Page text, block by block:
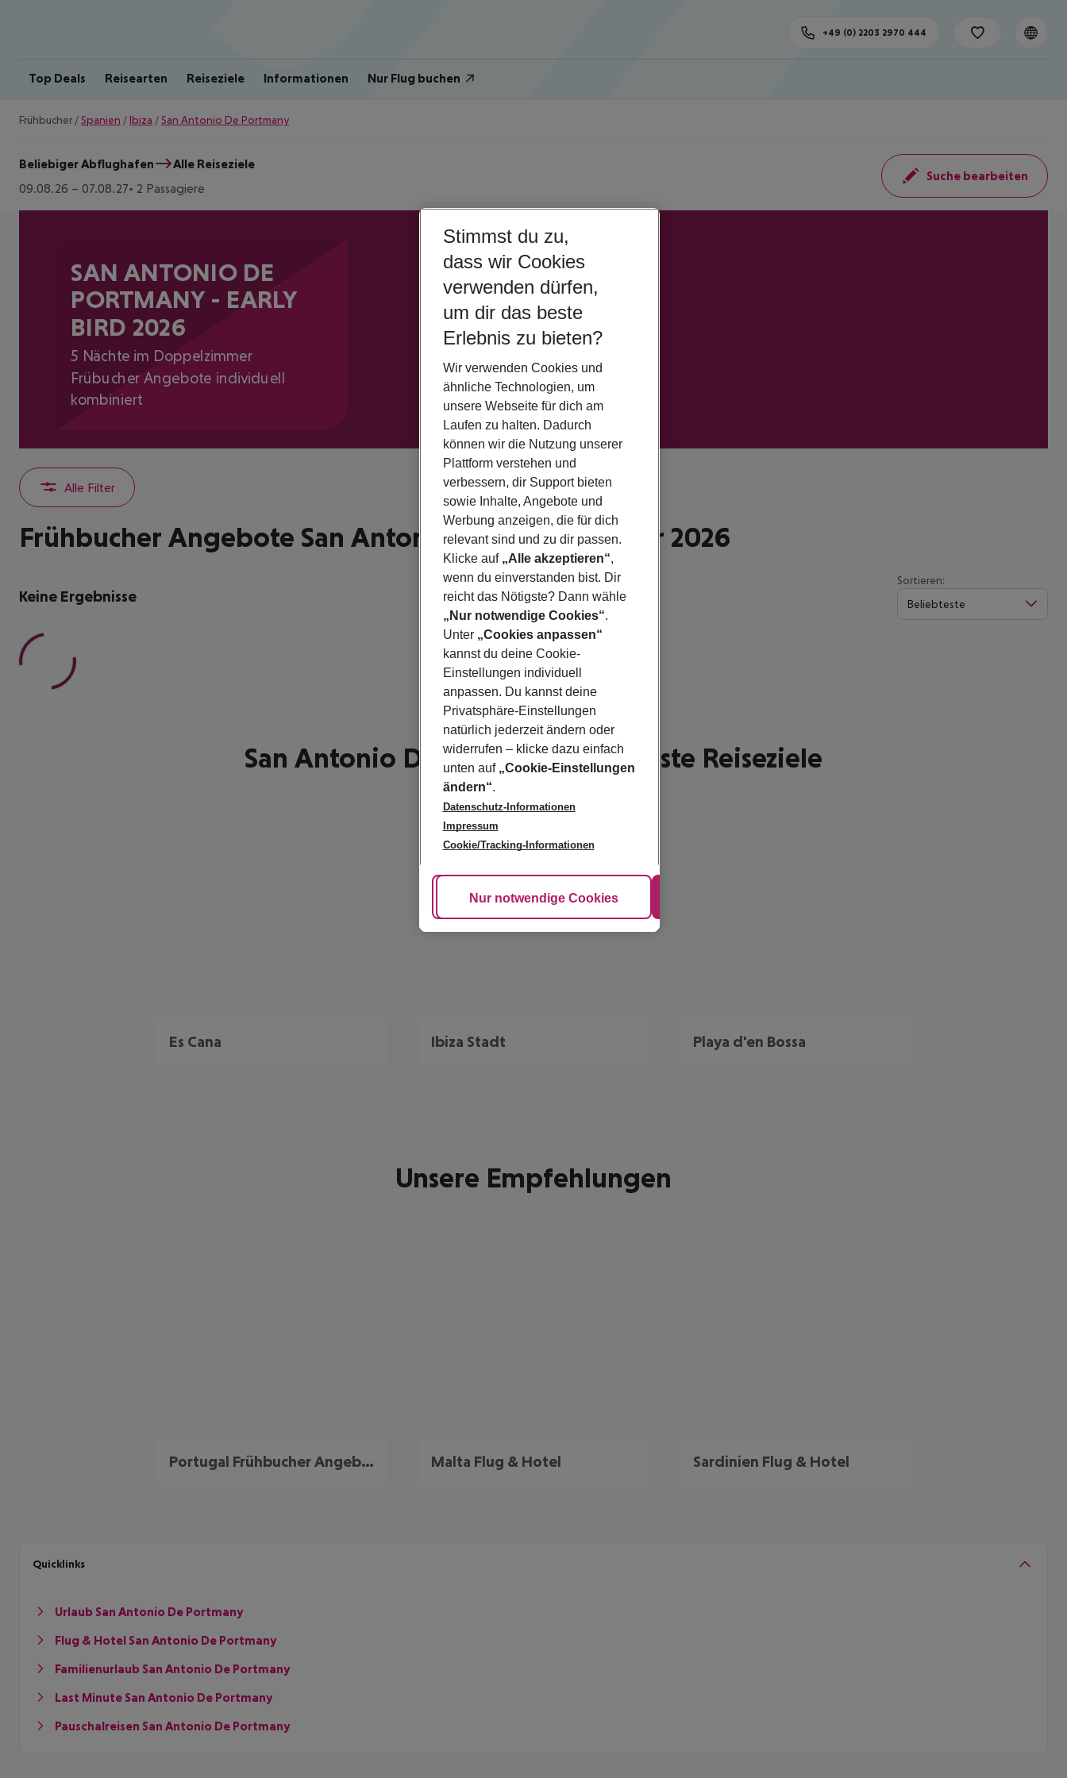
Top Deals Reisearten Reiseziele Informationen Nur Flug buchen
+49 (0) 2203 2970 444
Frühbucher / Spanien / Ibiza / San Antonio De Portmany
Beliebiger Abflughafen
Alle Reiseziele
09.08.26 – 07.08.27 2 Passagiere
Suche bearbeiten
SAN ANTONIO DE
PORTMANY - EARLY
BIRD 2026
5 Nächte im Doppelzimmer
Frübucher Angebote individuell
kombiniert
Alle Filter
Frühbucher Angebote San Antonio De Portmany für 2026
Keine Ergebnisse
Sortieren:
Beliebteste
San Antonio De Portmany - schönste Reiseziele
Es Cana Ibiza Stadt Playa d'en Bossa
Unsere Empfehlungen
Portugal Frühbucher Angebote Malta Flug & Hotel Sardinien Flug & Hotel
Quicklinks
Urlaub San Antonio De Portmany
Flug & Hotel San Antonio De Portmany
Familienurlaub San Antonio De Portmany
Last Minute San Antonio De Portmany
Pauschalreisen San Antonio De Portmany
Stimmst du zu,
dass wir Cookies
verwenden dürfen,
um dir das beste
Erlebnis zu bieten?
Wir verwenden Cookies und
ähnliche Technologien, um
unsere Webseite für dich am
Laufen zu halten. Dadurch
können wir die Nutzung unserer
Plattform verstehen und
verbessern, dir Support bieten
sowie Inhalte, Angebote und
Werbung anzeigen, die für dich
relevant sind und zu dir passen.
Klicke auf „Alle akzeptieren“,
wenn du einverstanden bist. Dir
reicht das Nötigste? Dann wähle
„Nur notwendige Cookies“.
Unter „Cookies anpassen“
kannst du deine Cookie-
Einstellungen individuell
anpassen. Du kannst deine
Privatsphäre-Einstellungen
natürlich jederzeit ändern oder
widerrufen – klicke dazu einfach
unten auf „Cookie-Einstellungen
ändern“.
Datenschutz-Informationen
Impressum
Cookie/Tracking-Informationen
Cookie anpassen
Nur notwendige Cookies